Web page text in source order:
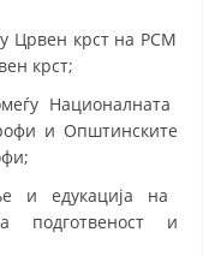
Црвен крст на РСМ
крст;
Националната
и Општинските
и едукација на
подготвеност и